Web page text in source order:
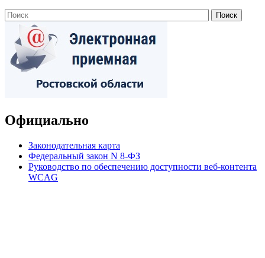
Официально
Законодательная карта
Федеральный закон N 8-ФЗ
Руководство по обеспечению доступности веб-контента
WCAG